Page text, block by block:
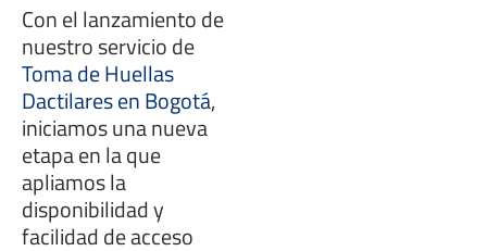
Con el lanzamiento de
nuestro servicio de
Toma de Huellas
Dactilares en Bogotá,
iniciamos una nueva
etapa en la que
apliamos la
disponibilidad y
facilidad de acceso